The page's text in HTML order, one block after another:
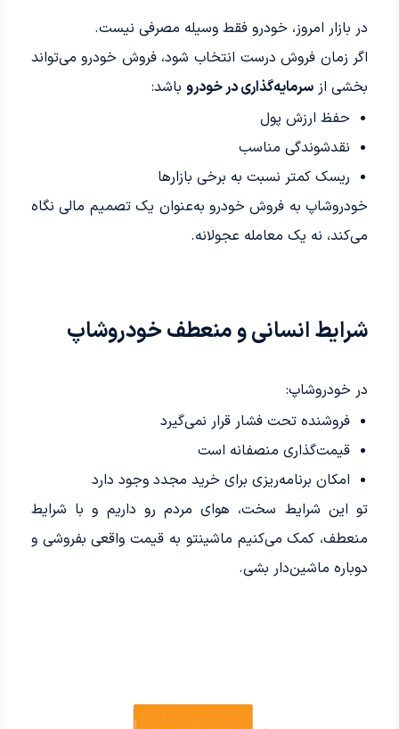
در بازار امروز، خودرو فقط وسیله مصرفی نیست.
اگر زمان فروش درست انتخاب شود، فروش خودرو می‌تواند
بخشی از سرمایه‌گذاری در خودروباشد:
حفظ ارزش پول
نقدشوندگی مناسب
ریسک کمتر نسبت به برخی بازارها
خودروشاپ به فروش خودرو به‌عنوان یک تصمیم مالی نگاه
می‌کند، نه یک معامله عجولانه.
شرایط انسانی و منعطف خودروشاپ
در خودروشاپ:
فروشنده تحت فشار قرار نمی‌گیرد
قیمت‌گذاری منصفانه است
امکان برنامه‌ریزی برای خرید مجدد وجود دارد
تو این شرایط سخت، هوای مردم رو داریم و با شرایط
منعطف، کمک می‌کنیم ماشینتو به قیمت واقعی بفروشی و
دوباره ماشین‌دار بشی.